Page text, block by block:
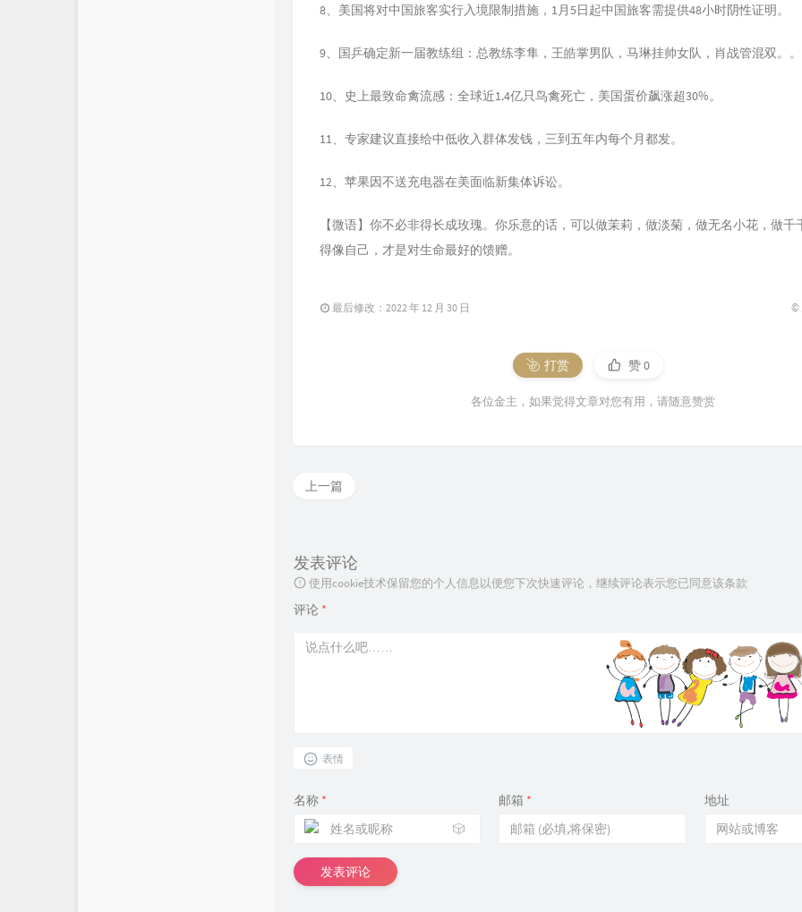
8、美国将对中国旅客实行入境限制措施，1月5日起中国旅客需提供48小时阴性证明。
9、国乒确定新一届教练组：总教练李隼，王皓掌男队，马琳挂帅女队，肖战管混双。。
10、史上最致命禽流感：全球近1.4亿只鸟禽死亡，美国蛋价飙涨超30%。
11、专家建议直接给中低收入群体发钱，三到五年内每个月都发。
12、苹果因不送充电器在美面临新集体诉讼。
【微语】你不必非得长成玫瑰。你乐意的话，可以做茉莉，做淡菊，做无名小花，做千
得像自己，才是对生命最好的馈赠。
最后修改：2022 年 12 月 30 日 ©
打赏 赞0
各位金主，如果觉得文章对您有用，请随意赞赏
上一篇
发表评论
使用cookie技术保留您的个人信息以便您下次快速评论，继续评论表示您已同意该条款
评论 *
表情
名称 *
🎲
邮箱 * 地址
发表评论